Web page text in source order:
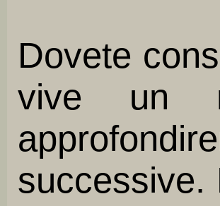
Dovete
vive un
successive.